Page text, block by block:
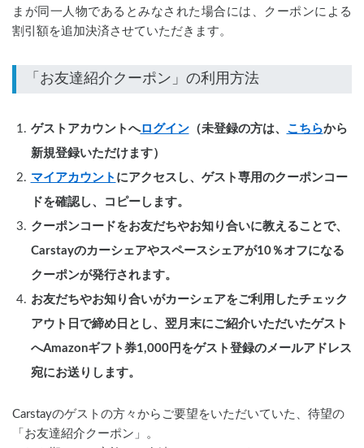
まが同一人物であるとみなされた場合には、クーポンによる
割引額を追加決済させていただきます。
ゲストアカウントへログイン（未登録の方は、 こちらから
新規登録いただけます）
マイアカウント にアクセスし、ゲスト専用のクーポンコー
ドを確認し、コピーします。
クーポンコードをお友だちやお知り合いに教えることで、
Carstayのカーシェアやスペースシェアが10％オフになる
クーポンが発行されます。
お友だちやお知り合いがカーシェアをご利用したチェック
アウト日で締め日とし、翌月末にご紹介いただいたゲスト
へAmazonギフト券1,000円をゲスト登録のメールアドレス
宛にお送りします。
Carstayのゲストの方々からご要望をいただいていた、待望の
「お友達紹介クーポン」。